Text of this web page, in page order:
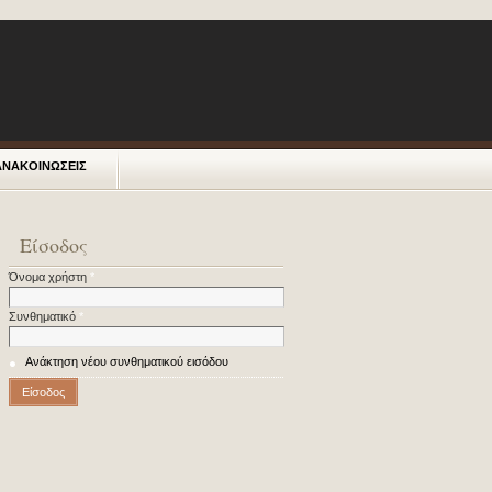
Είσοδος
Όνομα χρήστη *
Συνθηματικό *
Ανάκτηση νέου συνθηματικού εισόδου